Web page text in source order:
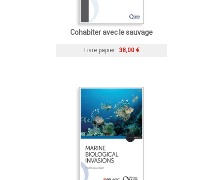
Cohabiter avec le sauvage
Livre papier 38,00 €